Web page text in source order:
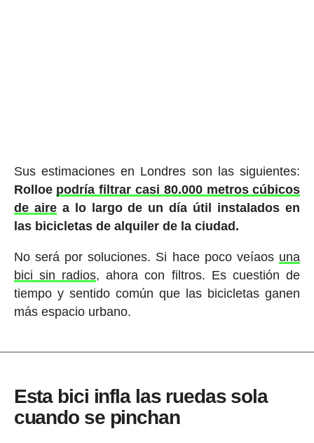
Sus estimaciones en Londres son las siguientes:
Rolloe podría filtrar casi 80.000 metros cúbicos
de airea lo largo de un día útil instalados en
las bicicletas de alquiler de la ciudad.
No será por soluciones. Si hace poco veíaos una
bici sin radios, ahora con filtros. Es cuestión de
tiempo y sentido común que las bicicletas ganen
más espacio urbano.
Esta bici infla las ruedas sola
cuando se pinchan